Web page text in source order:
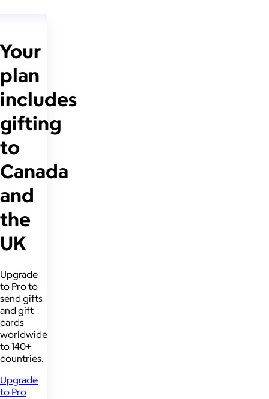
Your
plan
includes
gifting
to
Canada
and
the
UK
Upgrade
to Pro to
send gifts
and gift
cards
worldwide
to 140+
countries.
Upgrade
to Pro